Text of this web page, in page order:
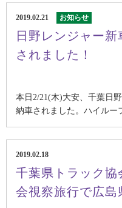
2019.02.21 お知らせ
日野レンジャー新
されました！
本日2/21(木)大安、千葉日
納車されました。ハイルー
2019.02.18
千葉県トラック協
会視察旅行で広島